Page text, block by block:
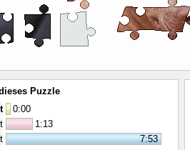
Puzzle
0:00
1:13
7:53